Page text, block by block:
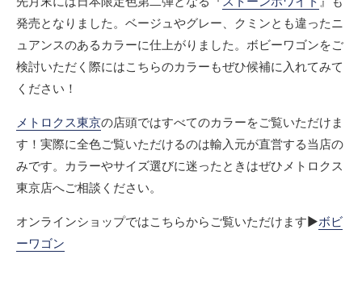
発売となりました。ベージュやグレー、クミンとも違ったニ
ュアンスのあるカラーに仕上がりました。ボビーワゴンをご
検討いただく際にはこちらのカラーもぜひ候補に入れてみて
ください！
メトロクス東京の店頭ではすべてのカラーをご覧いただけま
す！実際に全色ご覧いただけるのは輸入元が直営する当店の
みです。カラーやサイズ選びに迷ったときはぜひメトロクス
東京店へご相談ください。
オンラインショップではこちらからご覧いただけます▶ボビ
ーワゴン